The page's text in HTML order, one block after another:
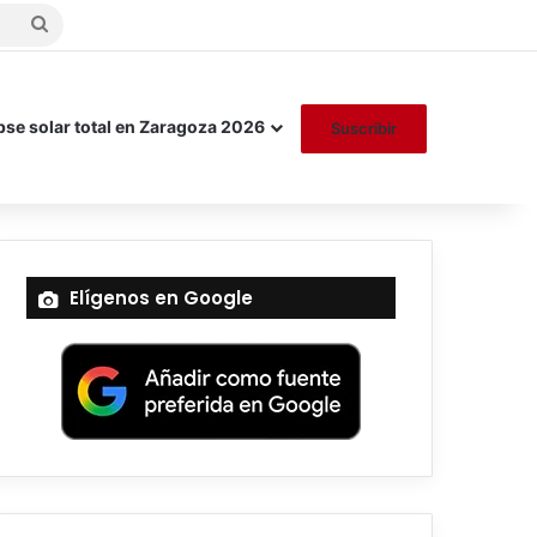
solar total en Zaragoza 2026 Suscribir
Elígenos en Google